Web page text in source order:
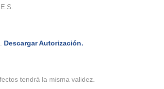
Descargar Autorización.
tendrá la misma validez.